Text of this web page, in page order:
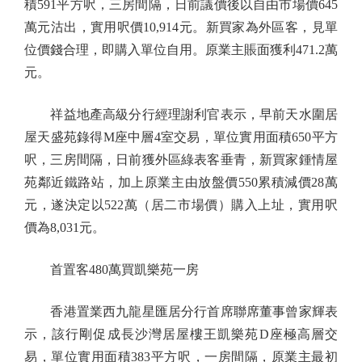
積591平方呎，三房間隔，日前議價後以自由市場價645
萬元沽出，實用呎價10,914元。新買家為外區客，見單
位價錢合理，即購入單位自用。原業主賬面獲利471.2萬
元。
祥益地產高級分行經理謝利官表示，早前天水圍居
屋天盛苑錄得M座中層4室交易，單位實用面積650平方
呎，三房間隔，日前獲外區綠表客垂青，新買家鍾情屋
苑鄰近鐵路站，加上原業主由放盤價550累積減價28萬
元，遂決定以522萬（居二市場價）購入上址，實用呎
價為8,031元。
首置客480萬買凱樂苑一房
香港置業西九龍星匯居分行首席聯席董事曾家輝表
示，該行剛促成長沙灣居屋樓王凱樂苑D座極高層交
易，單位實用面積383平方呎，一房間隔，原業主最初